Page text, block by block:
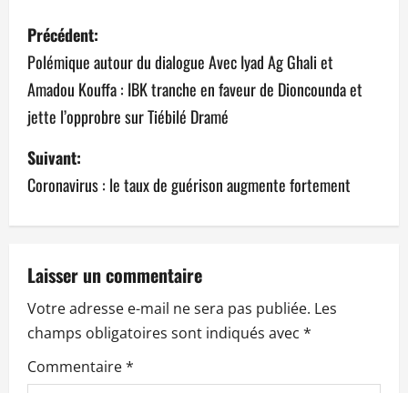
N
a
v
i
g
a
i
o
n
Précédent:
Polémique autour du dialogue Avec Iyad Ag Ghali et
Amadou Kouffa : IBK tranche en faveur de Dioncounda et
jette l’opprobre sur Tiébilé Dramé
Suivant:
Coronavirus : le taux de guérison augmente fortement
Laisser un commentaire
Votre adresse e-mail ne sera pas publiée. Les
champs obligatoires sont indiqués avec *
Commentaire*